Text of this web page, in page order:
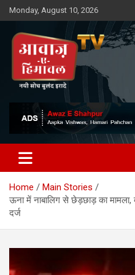
Skip
to
content
Monday, August 10, 2026
Awaz-E-
Home
Main Stories
ऊना में नाबालिग से छेड़छाड़ का
दर्ज